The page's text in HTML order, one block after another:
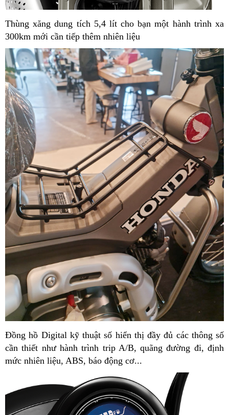
Thùng xăng dung tích 5,4 lít cho bạn một hành trình xa
300km mới cần tiếp thêm nhiên liệu
Đồng hồ Digital kỹ thuật số hiển thị đầy đủ các thông số
cần thiết như hành trình trip A/B, quãng đường đi, định
mức nhiên liệu, ABS, báo động cơ...